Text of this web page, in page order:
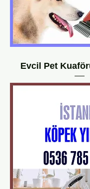
Evcil Pet